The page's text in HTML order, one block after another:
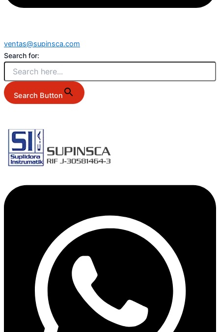
ventas@supinsca.com
Search for:
Search Button